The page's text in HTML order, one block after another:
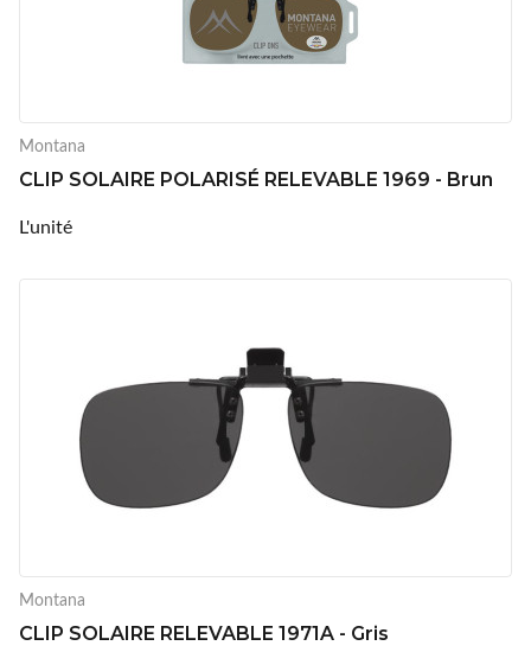
Montana
CLIP SOLAIRE POLARISÉ RELEVABLE 1969 - Brun
L'unité
Montana
CLIP SOLAIRE RELEVABLE 1971A - Gris